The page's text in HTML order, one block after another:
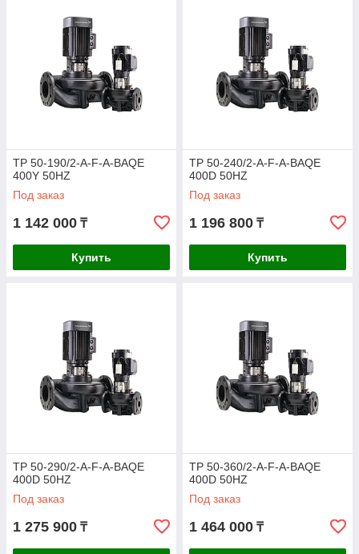
TP 50-190/2-A-F-A-BAQE
400Y 50HZ
Под заказ
1 142 000 ₸
Купить
TP 50-240/2-A-F-A-BAQE
400D 50HZ
Под заказ
1 196 800 ₸
Купить
TP 50-290/2-A-F-A-BAQE
400D 50HZ
Под заказ
1 275 900 ₸
TP 50-360/2-A-F-A-BAQE
400D 50HZ
Под заказ
1 464 000 ₸